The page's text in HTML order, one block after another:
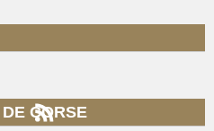
CORSE